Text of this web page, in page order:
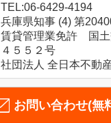
TEL:06-6429-4194
兵庫県知事 (4) 第
賃貸管理業免許 国土
４５５２号
社団法人 全日本不動
お問い合わせ(無